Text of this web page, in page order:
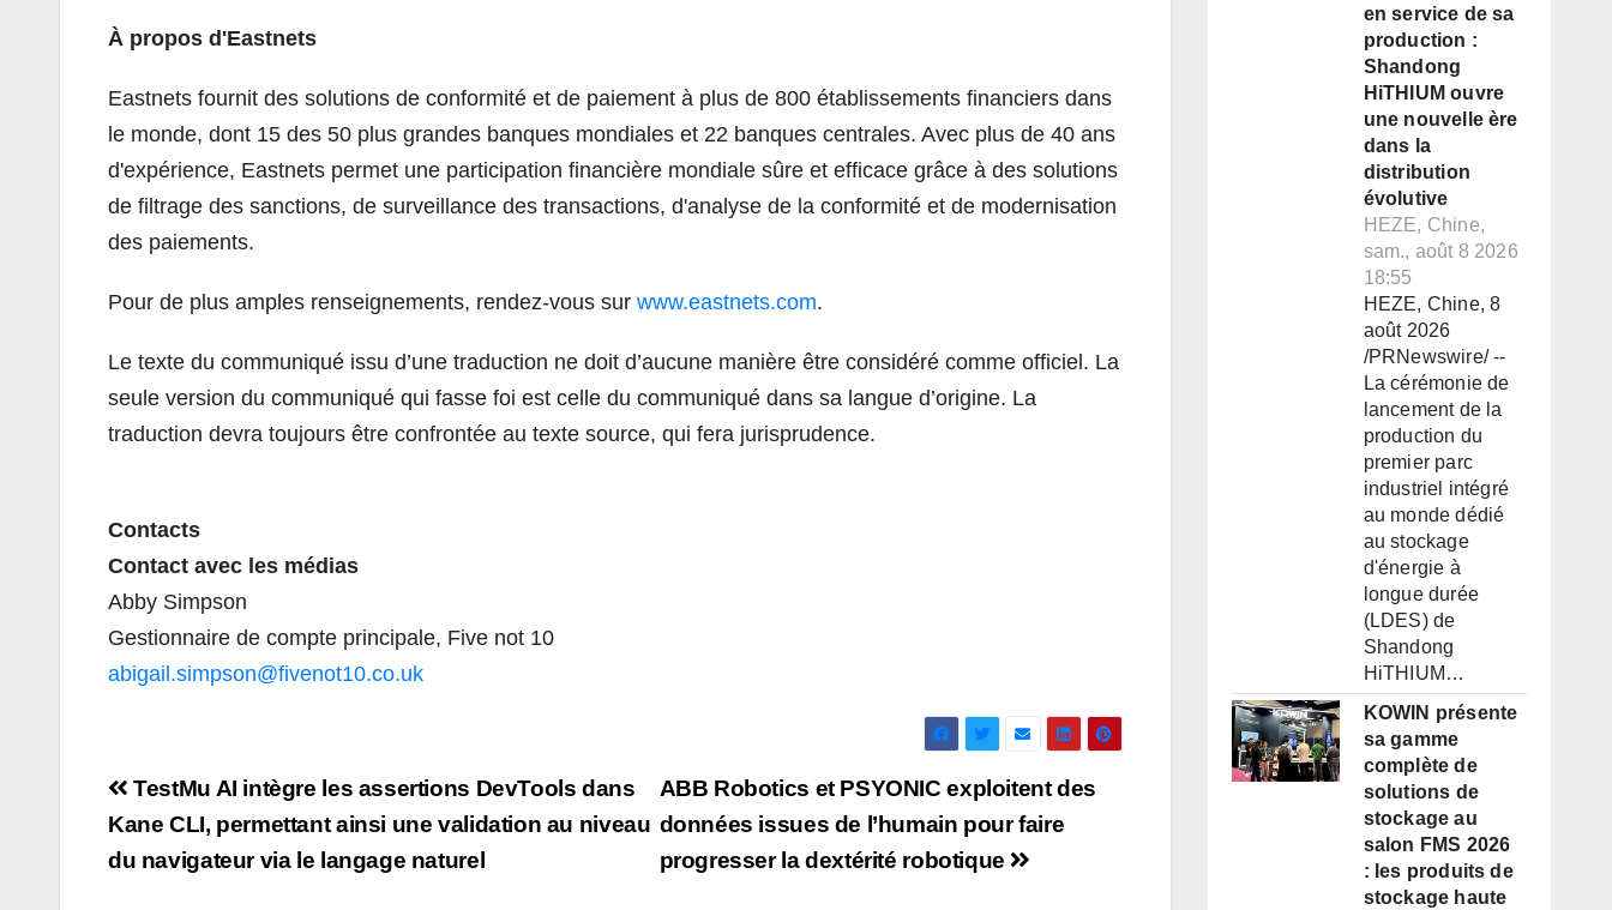
À propos d'Eastnets
Eastnets fournit des solutions de conformité et de paiement à plus de 800 établissements financiers dans
le monde, dont 15 des 50 plus grandes banques mondiales et 22 banques centrales. Avec plus de 40 ans
d'expérience, Eastnets permet une participation financière mondiale sûre et efficace grâce à des solutions
de filtrage des sanctions, de surveillance des transactions, d'analyse de la conformité et de modernisation
des paiements.
Pour de plus amples renseignements, rendez-vous sur www.eastnets.com.
Le texte du communiqué issu d’une traduction ne doit d’aucune manière être considéré comme officiel. La
seule version du communiqué qui fasse foi est celle du communiqué dans sa langue d’origine. La
traduction devra toujours être confrontée au texte source, qui fera jurisprudence.
Contacts
Contact avec les médias
Abby Simpson
Gestionnaire de compte principale, Five not 10
abigail.simpson@fivenot10.co.uk
Navigation
de
l’article
ABB Robotics et PSYONIC exploitent des
données issues de l’humain pour faire
progresser la dextérité robotique
TestMu AI intègre les assertions DevTools dans
Kane CLI, permettant ainsi une validation au niveau
du navigateur via le langage naturel
en service de sa
production :
Shandong
HiTHIUM ouvre
une nouvelle ère
dans la
distribution
évolutive
HEZE, Chine,
sam., août 8 2026
18:55
HEZE, Chine, 8
août 2026
/PRNewswire/ --
La cérémonie de
lancement de la
production du
premier parc
industriel intégré
au monde dédié
au stockage
d'énergie à
longue durée
(LDES) de
Shandong
HiTHIUM…
KOWIN présente
sa gamme
complète de
solutions de
stockage au
salon FMS 2026
: les produits de
stockage haute